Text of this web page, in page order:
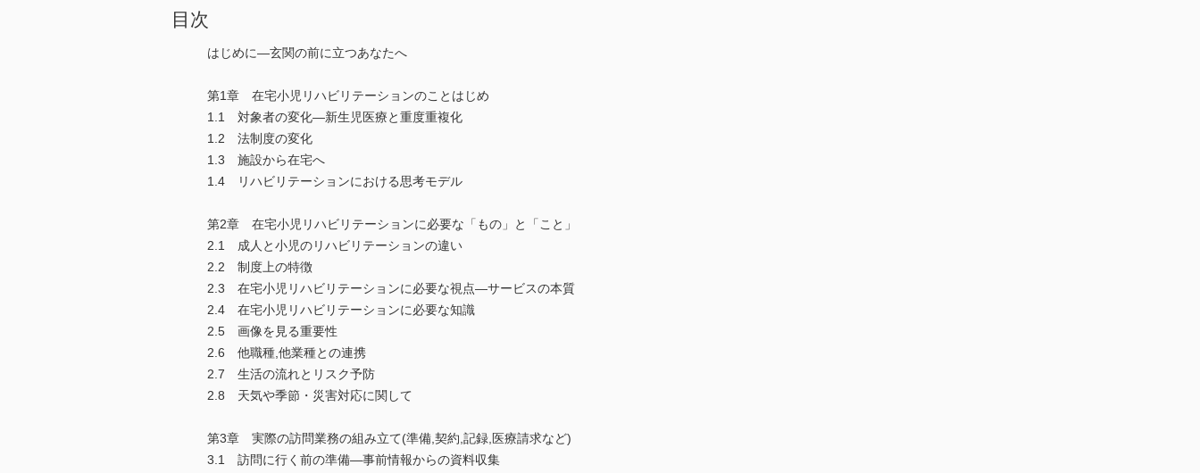
目次
はじめに―玄関の前に立つあなたへ
第1章 在宅小児リハビリテーションのことはじめ
1.1 対象者の変化―新生児医療と重度重複化
1.2 法制度の変化
1.3 施設から在宅へ
1.4 リハビリテーションにおける思考モデル
第2章 在宅小児リハビリテーションに必要な「もの」と「こと」
2.1 成人と小児のリハビリテーションの違い
2.2 制度上の特徴
2.3 在宅小児リハビリテーションに必要な視点―サービスの本質
2.4 在宅小児リハビリテーションに必要な知識
2.5 画像を見る重要性
2.6 他職種,他業種との連携
2.7 生活の流れとリスク予防
2.8 天気や季節・災害対応に関して
第3章 実際の訪問業務の組み立て(準備,契約,記録,医療請求など)
3.1 訪問に行く前の準備―事前情報からの資料収集